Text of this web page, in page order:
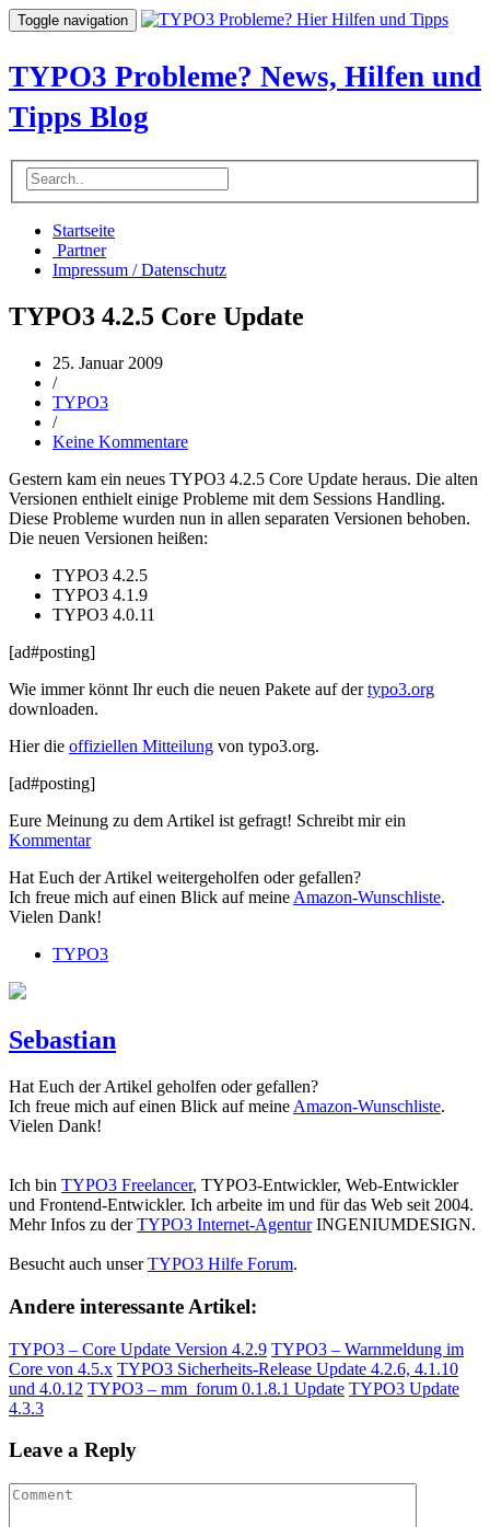
Toggle navigation
TYPO3 Probleme? News, Hilfen und
Tipps Blog
Startseite
Partner
Impressum / Datenschutz
TYPO3 4.2.5 Core Update
25. Januar 2009
/
TYPO3
/
Keine Kommentare
Gestern kam ein neues TYPO3 4.2.5 Core Update heraus. Die alten
Versionen enthielt einige Probleme mit dem Sessions Handling.
Diese Probleme wurden nun in allen separaten Versionen behoben.
Die neuen Versionen heißen:
TYPO3 4.2.5
TYPO3 4.1.9
TYPO3 4.0.11
[ad#posting]
Wie immer könnt Ihr euch die neuen Pakete auf dertypo3.org
downloaden.
Hier die offiziellen Mitteilung von typo3.org.
[ad#posting]
Eure Meinung zu dem Artikel ist gefragt! Schreibt mir ein
Kommentar
Hat Euch der Artikel weitergeholfen oder gefallen?
Ich freue mich auf einen Blick auf meine Amazon-Wunschliste.
Vielen Dank!
TYPO3
Sebastian
Hat Euch der Artikel geholfen oder gefallen?
Ich freue mich auf einen Blick auf meine Amazon-Wunschliste.
Vielen Dank!
Ich bin TYPO3 Freelancer, TYPO3-Entwickler, Web-Entwickler
und Frontend-Entwickler. Ich arbeite im und für das Web seit 2004.
Mehr Infos zu derTYPO3 Internet-AgenturINGENIUMDESIGN.
Besucht auch unserTYPO3 Hilfe Forum.
Andere interessante Artikel:
TYPO3 – Core Update Version 4.2.9 TYPO3 – Warnmeldung im
Core von 4.5.x TYPO3 Sicherheits-Release Update 4.2.6, 4.1.10
und 4.0.12 TYPO3 – mm_forum 0.1.8.1 Update TYPO3 Update
4.3.3
Leave a Reply